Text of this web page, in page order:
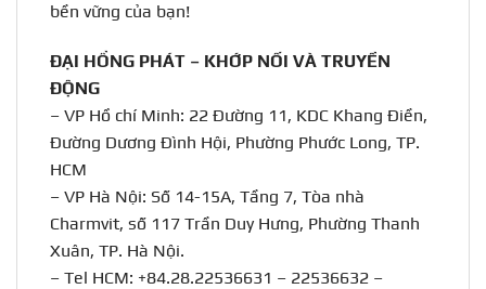
bền vững của bạn!
ĐẠI HỒNG PHÁT – KHỚP NỐI VÀ TRUYỀN
ĐỘNG
– VP Hồ chí Minh: 22 Đường 11, KDC Khang Điền,
Đường Dương Đình Hội, Phường Phước Long, TP.
HCM
– VP Hà Nội: Số 14-15A, Tầng 7, Tòa nhà
Charmvit, số 117 Trần Duy Hưng, Phường Thanh
Xuân, TP. Hà Nội.
– Tel HCM: +84.28.22536631 – 22536632 –